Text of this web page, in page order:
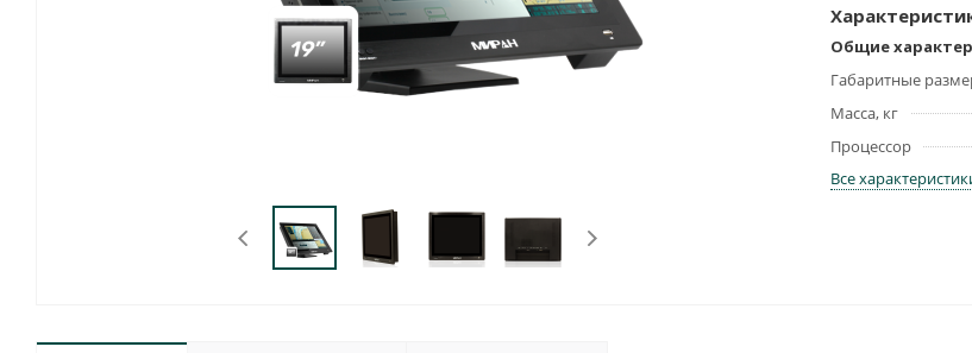
Общие
Габаритные
Масса, кг
Процессор
Все